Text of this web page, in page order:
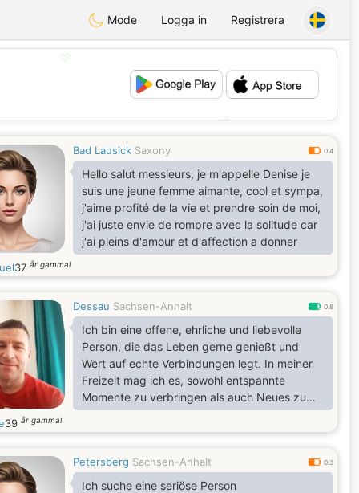
Mode Logga in Registrera
Bad Lausick Saxony 0.4
Hello salut messieurs, je m'appelle Denise je
suis une jeune femme aimante, cool et sympa,
j'aime profité de la vie et prendre soin de moi,
j'ai juste envie de rompre avec la solitude car
j'ai pleins d'amour et d'affection a donner
37 år gammal
Dessau Sachsen-Anhalt 0.8
Ich bin eine offene, ehrliche und liebevolle
Person, die das Leben gerne genießt und
Wert auf echte Verbindungen legt. In meiner
Freizeit mag ich es, sowohl entspannte
Momente zu verbringen als auch Neues zu
erleben.
39 år gammal
Petersberg Sachsen-Anhalt 0.3
Ich suche eine seriöse Person